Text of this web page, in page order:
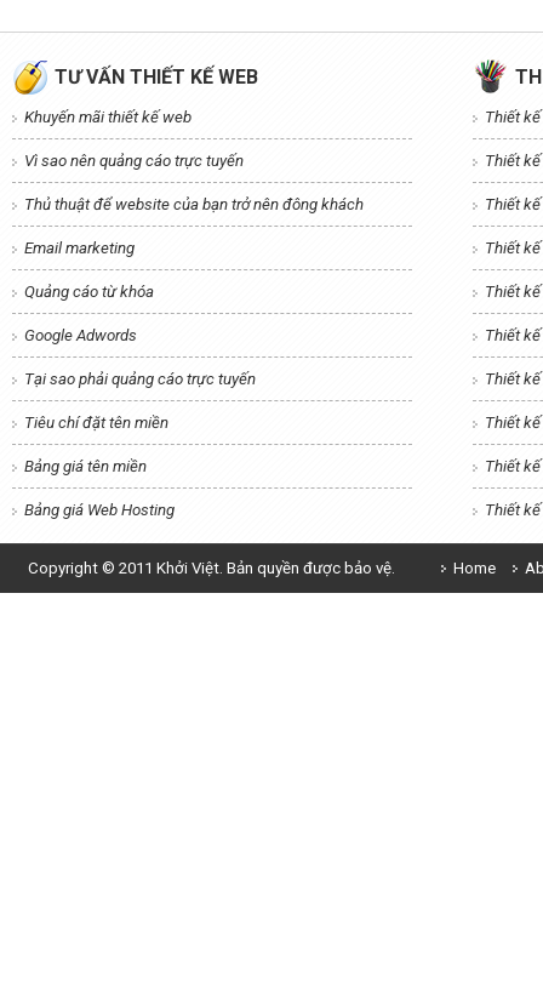
TƯ VẤN THIẾT KẾ WEB
Khuyến mãi thiết kế web
Vì sao nên quảng cáo trực tuyến
Thủ thuật để website của bạn trở nên đông khách
Email marketing
Quảng cáo từ khóa
Google Adwords
Tại sao phải quảng cáo trực tuyến
Tiêu chí đặt tên miền
Bảng giá tên miền
Bảng giá Web Hosting
Thiết
Thiết
Thiết
Thiết
Thiết
Thiết
Thiết
Thiết
Thiết
Thiết
Copyright © 2011 Khởi Việt. Bản quyền được bảo vệ. Home